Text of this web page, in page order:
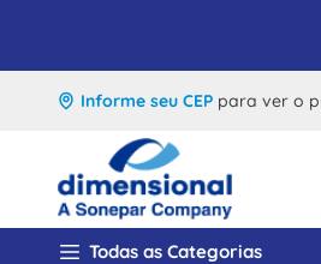
Informe seu CEP para ver o
Todas as Categorias